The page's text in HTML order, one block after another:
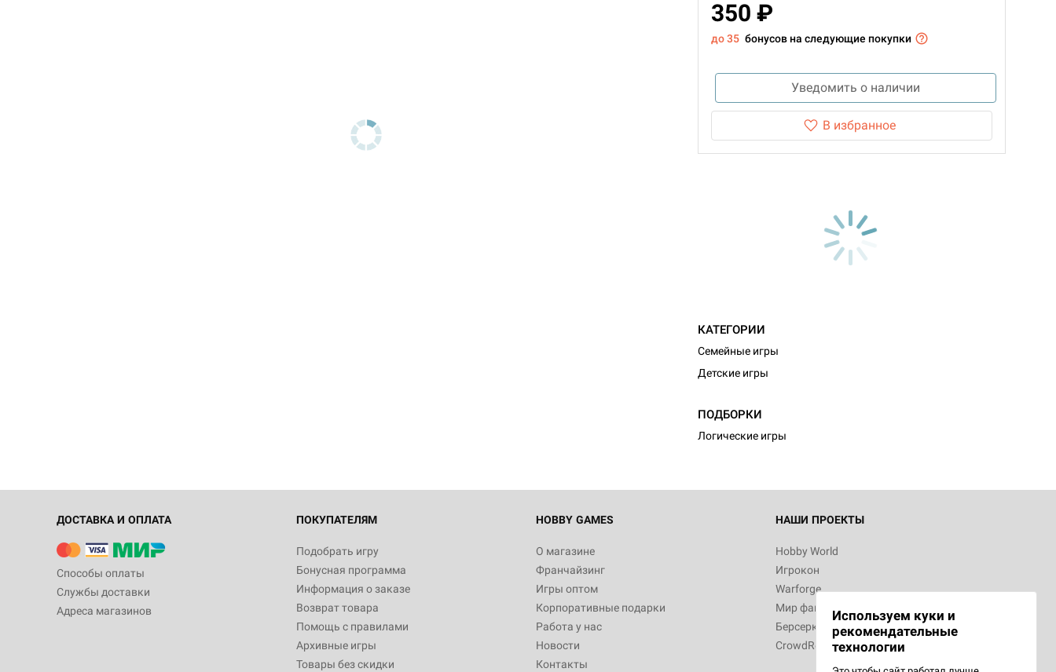
350 ₽
до 35 бонусов на следующие покупки
Уведомить о наличии
В избранное
КАТЕГОРИИ
Семейные игры
Детские игры
ПОДБОРКИ
Логические игры
ДОСТАВКА И ОПЛАТА
Способы оплаты
Службы доставки
Адреса магазинов
ПОКУПАТЕЛЯМ
Подобрать игру
Бонусная программа
Информация о заказе
Возврат товара
Помощь с правилами
Архивные игры
Товары без скидки
HOBBY GAMES
О магазине
Франчайзинг
Игры оптом
Корпоративные подарки
Работа у нас
Новости
Контакты
НАШИ ПРОЕКТЫ
Hobby World
Игрокон
Warforge
Мир фантастики
Берсерк
CrowdRepublic
Используем куки и
рекомендательные
технологии